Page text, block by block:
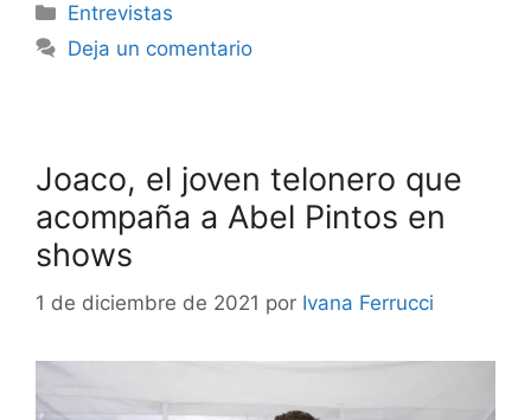
Entrevistas
Deja un comentario
Joaco, el joven telonero que
acompaña a Abel Pintos en
shows
1 de diciembre de 2021 por Ivana Ferrucci